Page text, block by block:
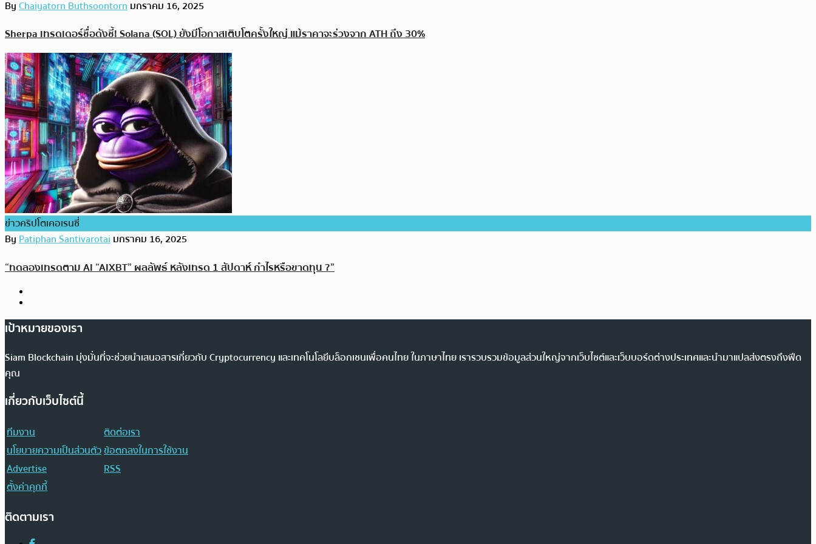
ByChaiyatorn Buthsoontornมกราคม 16, 2025
Sherpa เทรดเดอร์ชื่อดังชี้! Solana (SOL) ยังมีโอกาสเติบโตครั้งใหญ่ แม้ราคาจะร่วงจาก ATH ถึง 30%
ข่าวคริปโตเคอเรนซี่
ByPatiphan Santivarotaiมกราคม 16, 2025
“ทดลองเทรดตาม AI “AIXBT” ผลลัพธ์ หลังเทรด 1 สัปดาห์ กำไรหรือขาดทุน ?”
เป้าหมายของเรา
Siam Blockchain มุ่งมั่นที่จะช่วยนำเสนอสารเกี่ยวกับ Cryptocurrency และเทคโนโลยีบล็อกเชนเพื่อคนไทย ในภาษาไทย เรารวบรวมข้อมูลส่วนใหญ่จากเว็บไซต์และเว็บบอร์ดต่างประเทศและนำมาแปลส่งตรงถึงฟีด
คุณ
เกี่ยวกับเว็บไซต์นี้
ทีมงาน
ติดต่อเรา
นโยบายความเป็นส่วนตัวข้อตกลงในการใช้งาน
Advertise
RSS
ตั้งค่าคุกกี้
ติดตามเรา